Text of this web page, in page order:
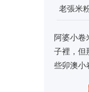
老張米
阿婆小卷
子裡，但
些卯澳小